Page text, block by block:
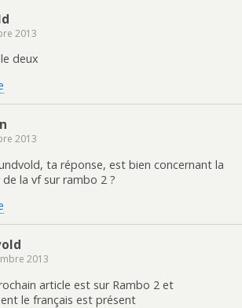
2013
deux
2013
ta réponse, est bien concernant la
la vf sur rambo 2 ?
2013
article est sur Rambo 2 et
le français est présent